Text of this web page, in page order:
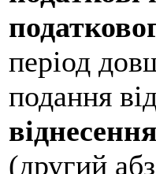
період
подання
(другий